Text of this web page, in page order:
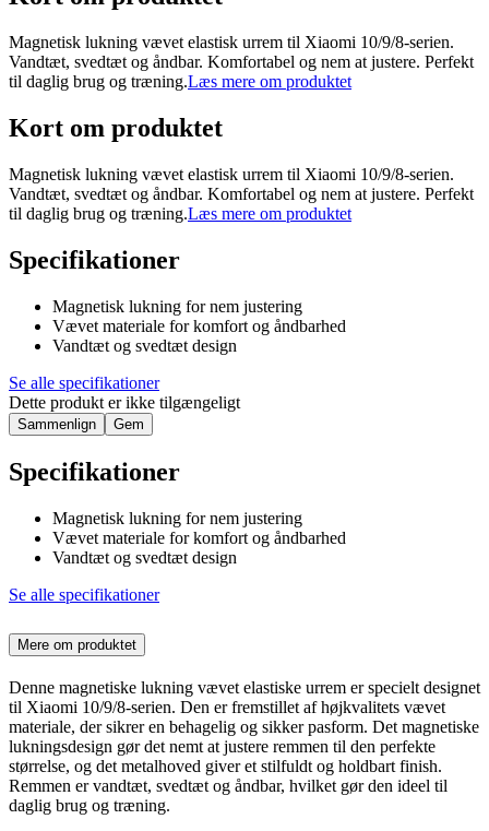
Magnetisk lukning vævet elastisk urrem til Xiaomi 10/9/8-serien.
Vandtæt, svedtæt og åndbar. Komfortabel og nem at justere. Perfekt
til daglig brug og træning.Læs mere om produktet
Kort om produktet
Magnetisk lukning vævet elastisk urrem til Xiaomi 10/9/8-serien.
Vandtæt, svedtæt og åndbar. Komfortabel og nem at justere. Perfekt
til daglig brug og træning.Læs mere om produktet
Specifikationer
Magnetisk lukning for nem justering
Vævet materiale for komfort og åndbarhed
Vandtæt og svedtæt design
Se alle specifikationer
Dette produkt er ikke tilgængeligt
Sammenlign Gem
Specifikationer
Magnetisk lukning for nem justering
Vævet materiale for komfort og åndbarhed
Vandtæt og svedtæt design
Se alle specifikationer
Mere om produktet
Denne magnetiske lukning vævet elastiske urrem er specielt designet
til Xiaomi 10/9/8-serien. Den er fremstillet af højkvalitets vævet
materiale, der sikrer en behagelig og sikker pasform. Det magnetiske
lukningsdesign gør det nemt at justere remmen til den perfekte
størrelse, og det metalhoved giver et stilfuldt og holdbart finish.
Remmen er vandtæt, svedtæt og åndbar, hvilket gør den ideel til
daglig brug og træning.